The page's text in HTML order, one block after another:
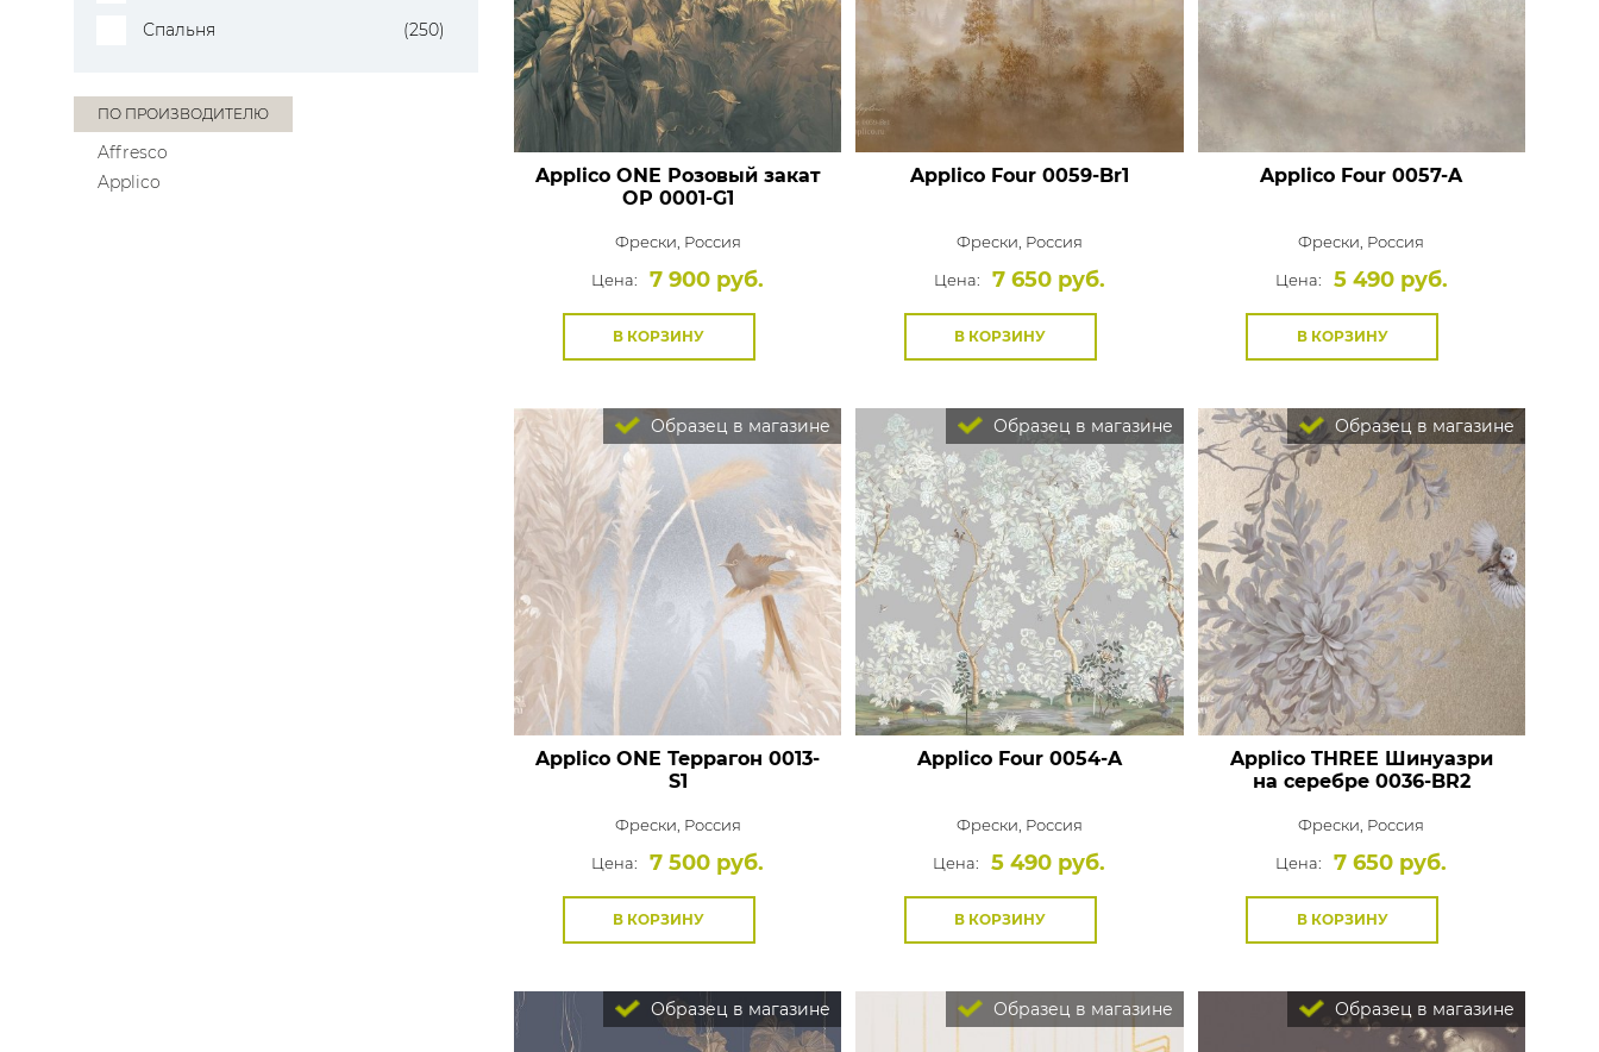
Спальня
(250)
ПО ПРОИЗВОДИТЕЛЮ
Affresco
Applico
Applico ONE Розовый закат
OP 0001-G1
Фрески, Россия
Цена:
7 900 руб.
В КОРЗИНУ
Applico Four0059-Br1
Фрески, Россия
Цена:
7 650 руб.
В КОРЗИНУ
Applico Four 0057-A
Фрески, Россия
Цена:
5 490 руб.
В КОРЗИНУ
Образец в магазине
Applico ONE Террагон 0013-
S1
Фрески, Россия
Цена:
7 500 руб.
В КОРЗИНУ
Образец в магазине
Applico Four0054-A
Фрески, Россия
Цена:
5 490 руб.
В КОРЗИНУ
Образец в магазине
Applico THREE Шинуазри
на серебре 0036-BR2
Фрески, Россия
Цена:
7 650 руб.
В КОРЗИНУ
Образец в магазине Образец в магазине Образец в магазине